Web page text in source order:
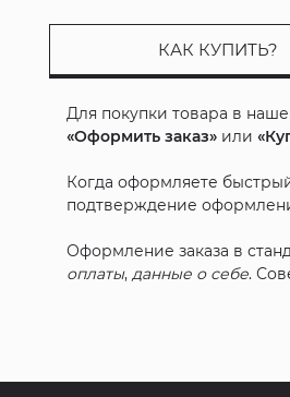
КАК КУПИТЬ?
Для покупки товара в
«Оформить заказ» или
Когда оформляете
подтверждение
Оформление заказа в
оплаты,данные о себе.